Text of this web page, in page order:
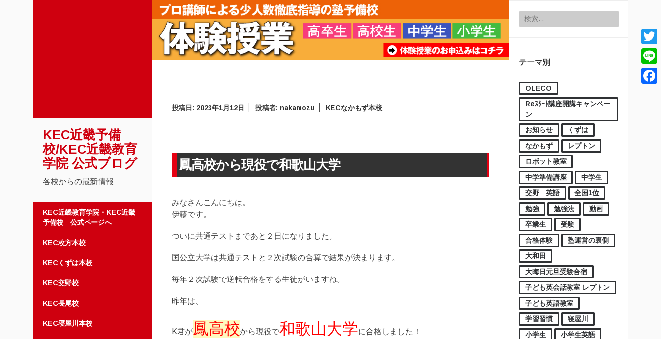
KEC近畿予備
校/KEC近畿教育
学院 公式ブログ
各校からの最新情報
コンテンツへスキップ
KEC近畿教育学院・KEC近畿
予備校 公式ページへ
KEC枚方本校
KECくずは本校
KEC交野校
KEC長尾校
KEC寝屋川本校
検索:
テーマ別
OLECO
Reｽﾀｰﾄ講座開講キャンペー
ン
お知らせ
くずは
なかもず
レプトン
ロボット教室
中学準備講座
中学生
交野 英語
全国1位
勉強
勉強法
動画
卒業生
受験
合格体験
塾運営の裏側
大和田
大晦日元旦受験合宿
子ども英会話教室 レプトン
子ども英語教室
学習習慣
寝屋川
小学生
小学生英語
投稿日: 2023年1月12日 投稿者: nakamozu KECなかもず本校
鳳高校から現役で和歌山大学
みなさんこんにちは。
伊藤です。
ついに共通テストまであと２日になりました。
国公立大学は共通テストと２次試験の合算で結果が決まります。
毎年２次試験で逆転合格をする生徒がいますね。
昨年は、
K君が鳳高校から現役で和歌山大学に合格しました！
Line